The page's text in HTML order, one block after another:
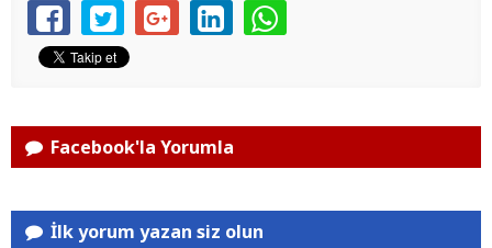
Facebook'la Yorumla
İlk yorum yazan siz olun